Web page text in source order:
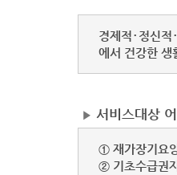
경제적･정신적
에서 건강한 생
▶ 서비스대상
① 재가장기요
② 기초수급권